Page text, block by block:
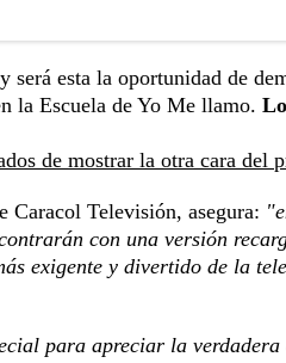
esta la oportunidad de
la Escuela de Yo Me llamo.
de mostrar la otra cara del
Caracol Televisión, asegura:
con una versión
exigente y divertido de la
para apreciar la